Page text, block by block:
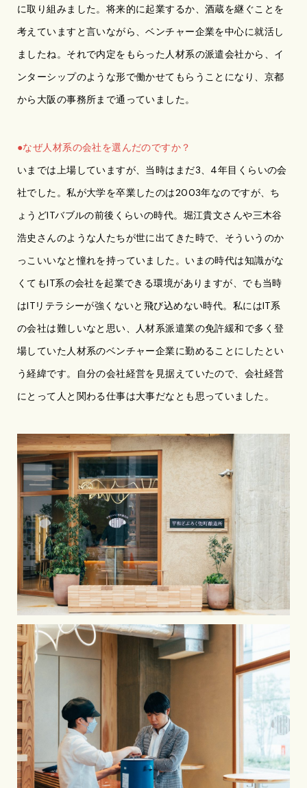
に取り組みました。将来的に起業するか、酒蔵を継ぐことを
考えていますと言いながら、ベンチャー企業を中心に就活し
ましたね。それで内定をもらった人材系の派遣会社から、イ
ンターシップのような形で働かせてもらうことになり、京都
から大阪の事務所まで通っていました。
●なぜ人材系の会社を選んだのですか？
いまでは上場していますが、当時はまだ3、4年目くらいの会
社でした。私が大学を卒業したのは2003年なのですが、ち
ょうどITバブルの前後くらいの時代。堀江貴文さんや三木谷
浩史さんのような人たちが世に出てきた時で、そういうのか
っこいいなと憧れを持っていました。いまの時代は知識がな
くてもIT系の会社を起業できる環境がありますが、でも当時
はITリテラシーが強くないと飛び込めない時代。私にはIT系
の会社は難しいなと思い、人材系派遣業の免許緩和で多く登
場していた人材系のベンチャー企業に勤めることにしたとい
う経緯です。自分の会社経営を見据えていたので、会社経営
にとって人と関わる仕事は大事だなとも思っていました。